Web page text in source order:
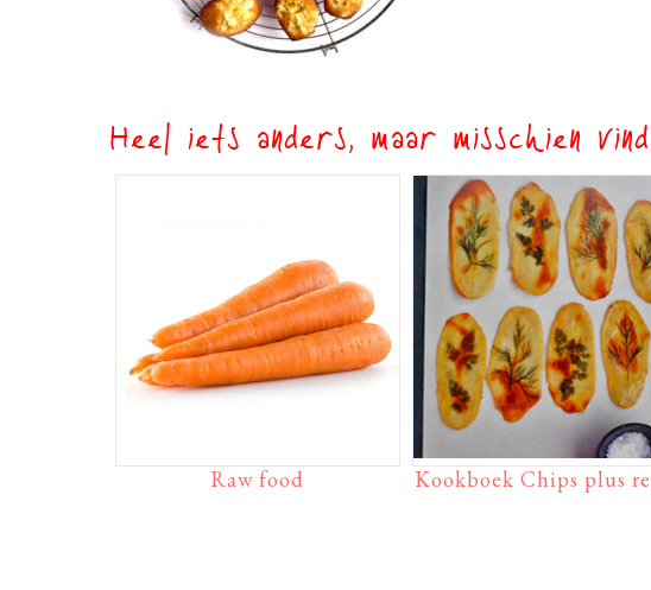
Heel iets anders, maar misschien
Raw food Kookboek Chips plus